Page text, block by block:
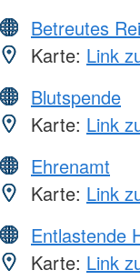
Betreutes
Karte: Link
Blutspende
Karte: Link
Ehrenamt
Karte: Link
Entlastende
Karte: Link